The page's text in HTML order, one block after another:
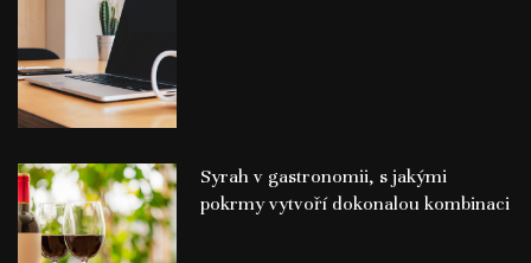
Syrah v gastronomii, s jakými
pokrmy vytvoří dokonalou kombinaci